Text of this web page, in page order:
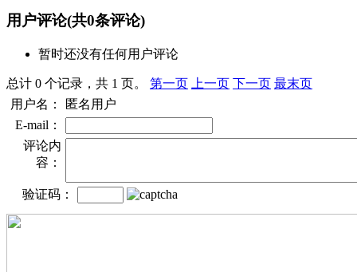
用户评论(共0条评论)
暂时还没有任何用户评论
总计 0 个记录，共 1 页。 第一页 上一页 下一页 最末页
用户名：
匿名用户
E-mail：
评论内
容：
验证码：